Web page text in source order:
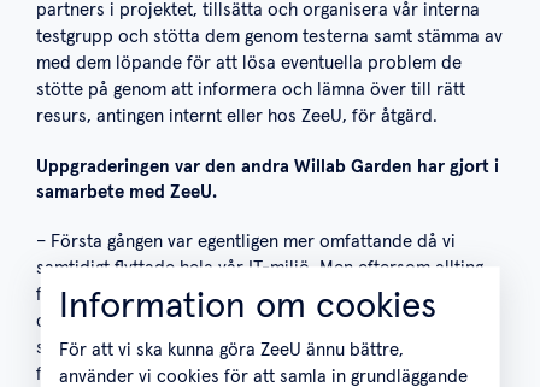
partners i projektet, tillsätta och organisera vår interna
testgrupp och stötta dem genom testerna samt stämma av
med dem löpande för att lösa eventuella problem de
stötte på genom att informera och lämna över till rätt
resurs, antingen internt eller hos ZeeU, för åtgärd.
Uppgraderingen var den andra Willab Garden har gjort i
samarbete med ZeeU.
– Första gången var egentligen mer omfattande då vi
samtidigt flyttade hela vår IT-miljö. Men eftersom allting
flöt på bra då kände vi oss trygga med att göra även
denna uppgradering med ZeeU. Vi har ett bra och nära
samarbete med ZeeU på löpande basis och känner stort
förtroende för deras konsulter.
Information om cookies
För att vi ska kunna göra ZeeU ännu bättre,
använder vi cookies för att samla in grundläggande